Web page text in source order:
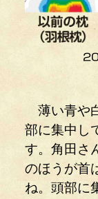
薄い青や
部に集中し
す。角田さ
のほうが首
ね。頭部に